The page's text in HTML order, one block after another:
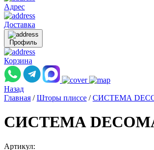
Адрес
Доставка
Профиль
Корзина
Назад
Главная / Шторы плиссе / СИСТЕМА
СИСТЕМА
Артикул: